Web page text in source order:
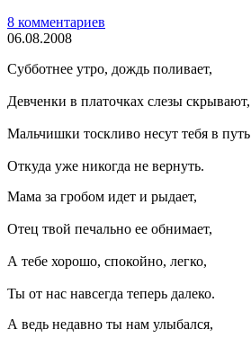
8 комментариев
06.08.2008
Субботнее утро, дождь поливает,
Девченки в платочках слезы скрывают,
Мальчишки тоскливо несут тебя в путь
Откуда уже никогда не вернуть.
Мама за гробом идет и рыдает,
Отец твой печально ее обнимает,
А тебе хорошо, спокойно, легко,
Ты от нас навсегда теперь далеко.
А ведь недавно ты нам улыбался,